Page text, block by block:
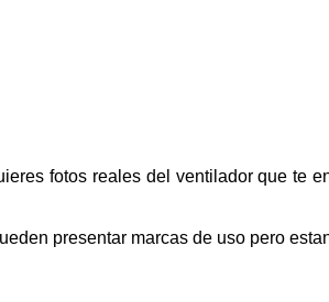
fotos reales del ventilador que te
presentar marcas de uso pero